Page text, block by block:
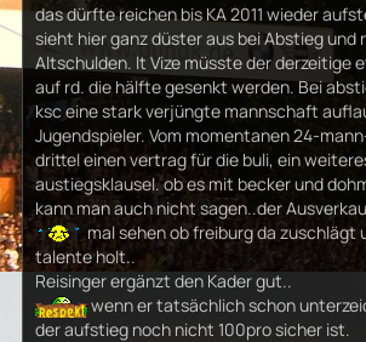
das dürfte reichen bis KA 2011 wieder
sieht hier ganz düster aus bei Abstieg und
Altschulden. lt Vize müsste der derzeitige
auf rd. die hälfte gesenkt werden. Bei
ksc eine stark verjüngte mannschaft
Jugendspieler. Vom momentanen 24-
drittel einen vertrag für die buli, ein
austiegsklausel. ob es mit becker und
kann man auch nicht sagen..der
mal sehen ob freiburg da zuschlägt
talente holt..
Reisinger ergänzt den Kader gut..
wenn er tatsächlich schon
der aufstieg noch nicht 100pro sicher ist.